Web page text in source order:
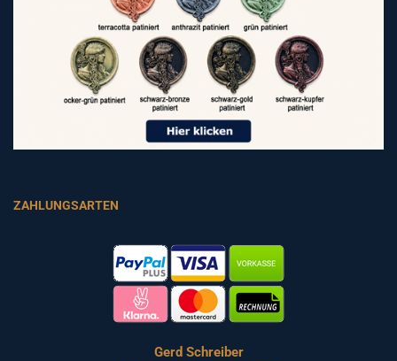
ZAHLUNGSARTEN
Gerd Schreiber